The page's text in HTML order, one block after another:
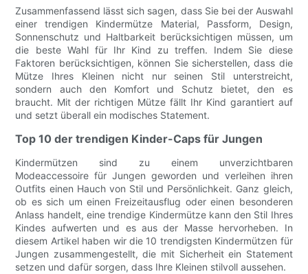
Zusammenfassend lässt sich sagen, dass Sie bei der Auswahl
einer trendigen Kindermütze Material, Passform, Design,
Sonnenschutz und Haltbarkeit berücksichtigen müssen, um
die beste Wahl für Ihr Kind zu treffen. Indem Sie diese
Faktoren berücksichtigen, können Sie sicherstellen, dass die
Mütze Ihres Kleinen nicht nur seinen Stil unterstreicht,
sondern auch den Komfort und Schutz bietet, den es
braucht. Mit der richtigen Mütze fällt Ihr Kind garantiert auf
und setzt überall ein modisches Statement.
Top 10 der trendigen Kinder-Caps für Jungen
Kindermützen sind zu einem unverzichtbaren
Modeaccessoire für Jungen geworden und verleihen ihren
Outfits einen Hauch von Stil und Persönlichkeit. Ganz gleich,
ob es sich um einen Freizeitausflug oder einen besonderen
Anlass handelt, eine trendige Kindermütze kann den Stil Ihres
Kindes aufwerten und es aus der Masse hervorheben. In
diesem Artikel haben wir die 10 trendigsten Kindermützen für
Jungen zusammengestellt, die mit Sicherheit ein Statement
setzen und dafür sorgen, dass Ihre Kleinen stilvoll aussehen.